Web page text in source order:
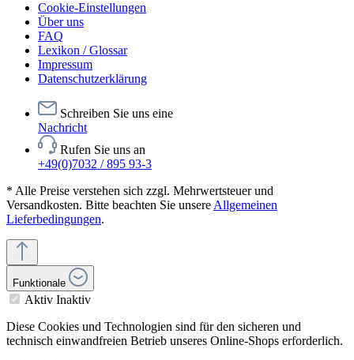
Cookie-Einstellungen
Über uns
FAQ
Lexikon / Glossar
Impressum
Datenschutzerklärung
Schreiben Sie uns eine
Nachricht
Rufen Sie uns an
+49(0)7032 / 895 93-3
* Alle Preise verstehen sich zzgl. Mehrwertsteuer und
Versandkosten. Bitte beachten Sie unsere Allgemeinen
Lieferbedingungen.
Funktionale
Aktiv Inaktiv
Diese Cookies und Technologien sind für den sicheren und
technisch einwandfreien Betrieb unseres Online-Shops erforderlich.